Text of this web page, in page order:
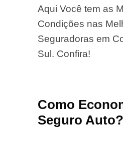
Aqui Você tem as
Condições nas
Seguradoras em
Sul. Confira!
Como
Seguro Auto?